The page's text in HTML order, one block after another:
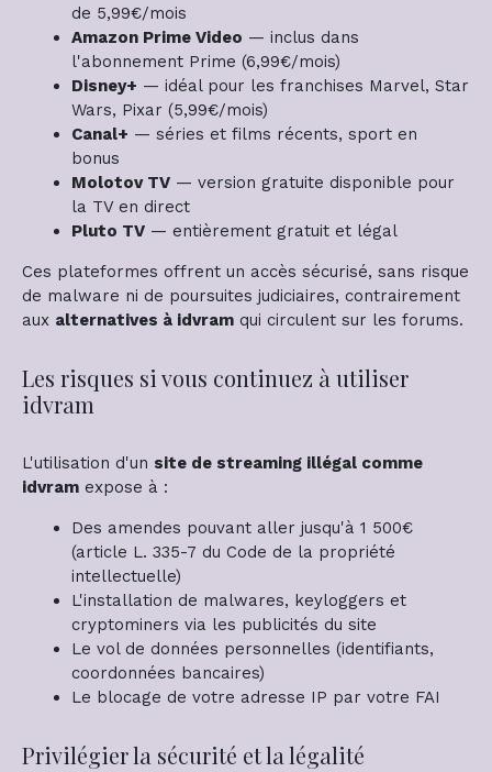
de 5,99€/mois
Amazon Prime Video — inclus dans
l'abonnement Prime (6,99€/mois)
Disney+ — idéal pour les franchises Marvel, Star
Wars, Pixar (5,99€/mois)
Canal+ — séries et films récents, sport en
bonus
Molotov TV — version gratuite disponible pour
la TV en direct
Pluto TV — entièrement gratuit et légal
Ces plateformes offrent un accès sécurisé, sans risque
de malware ni de poursuites judiciaires, contrairement
aux alternatives à idvram qui circulent sur les forums.
Les risques si vous continuez à utiliser
idvram
L'utilisation d'un site de streaming illégal comme
idvram expose à :
Des amendes pouvant aller jusqu'à 1 500€
(article L. 335-7 du Code de la propriété
intellectuelle)
L'installation de malwares, keyloggers et
cryptominers via les publicités du site
Le vol de données personnelles (identifiants,
coordonnées bancaires)
Le blocage de votre adresse IP par votre FAI
Privilégier la sécurité et la légalité